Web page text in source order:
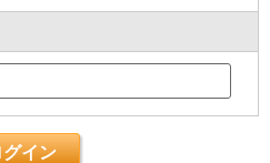
グイン